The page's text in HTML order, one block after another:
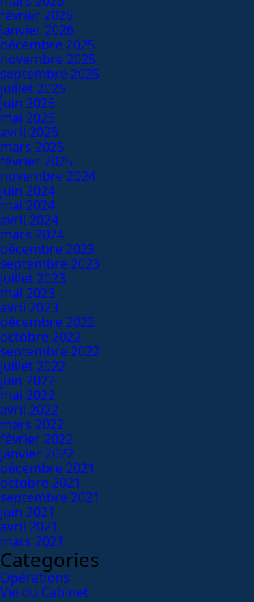
février 2026
janvier 2026
décembre 2025
novembre 2025
septembre 2025
juillet 2025
juin 2025
mai 2025
avril 2025
mars 2025
février 2025
novembre 2024
juin 2024
mai 2024
avril 2024
mars 2024
décembre 2023
septembre 2023
juillet 2023
mai 2023
avril 2023
décembre 2022
octobre 2022
septembre 2022
juillet 2022
juin 2022
mai 2022
avril 2022
mars 2022
février 2022
janvier 2022
décembre 2021
octobre 2021
septembre 2021
juin 2021
avril 2021
mars 2021
Categories
Opérations
Vie du Cabinet